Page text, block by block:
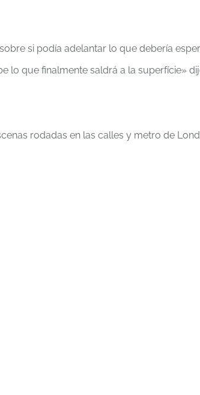
si podía adelantar lo que debería
que finalmente saldrá a la superfície»
rodadas en las calles y metro de